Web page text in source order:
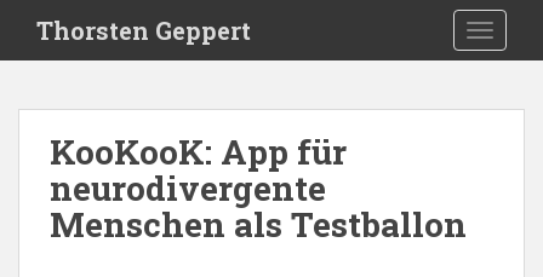
i
Thorsten Geppert
KooKooK: App für
neurodivergente
Menschen als Testballon